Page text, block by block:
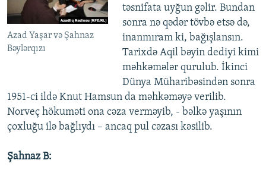
Azad Yaşar və Şahnaz
Bəylərqızı
təsnifata uyğun gəlir. Bundan
sonra nə qədər tövbə etsə də,
inanmıram ki, bağışlansın.
Tarixdə Aqil bəyin dediyi kimi
məhkəmələr qurulub. İkinci
Dünya Müharibəsindən sonra
1951-ci ildə Knut Hamsun da məhkəməyə verilib.
Norveç hökuməti ona cəza verməyib, - bəlkə yaşının
çoxluğu ilə bağlıydı – ancaq pul cəzası kəsilib.
Şahnaz B: